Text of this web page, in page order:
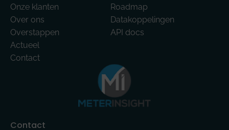
Onze klanten
Over ons
Overstappen
Actueel
Contact
Roadmap
Datakoppelingen
API docs
Contact